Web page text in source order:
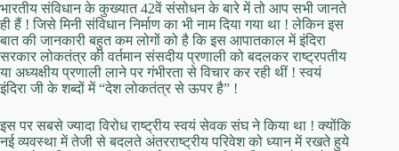
भारतीय संविधान के कुख्यात 42वें संसोधन के बारे में तो आप सभी जानते
ही हैं ! जिसे मिनी संविधान निर्माण का भी नाम दिया गया था ! लेकिन इस
बात की जानकारी बहुत कम लोगों को है कि इस आपातकाल में इंदिरा
सरकार लोकतंत्र की वर्तमान संसदीय प्रणाली को बदलकर राष्ट्रपतीय
या अध्यक्षीय प्रणाली लाने पर गंभीरता से विचार कर रही थीं ! स्वयं
इंदिरा जी के शब्दों में “देश लोकतंत्र से ऊपर है” !
इस पर सबसे ज्यादा विरोध राष्ट्रीय स्वयं सेवक संघ ने किया था ! क्योंकि
नई व्यवस्था में तेजी से बदलते अंतरराष्ट्रीय परिवेश को ध्यान में रखते हुये